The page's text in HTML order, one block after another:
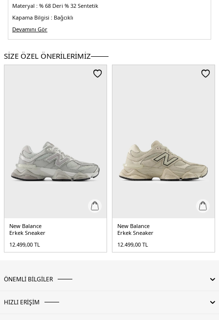
Materyal : % 68 Deri % 32 Sentetik
Kapama Bilgisi : Bağcıklı
Taban Bilgisi :
Detay : -Dayanıklılık ve sportif görünüm için deri üst yüzey-Çekiş ve
Ortholite yastıklama-Denge için esnek ve sağlam topuk dolgusu
3DE0BB480LWN.25
Devamını Gör
SİZE ÖZEL ÖNERİLERİMİZ
New Balance
Erkek Sneaker
12.499,00 TL
New Balance
Erkek Sneaker
12.499,00 TL
ÖNEMLİ BİLGİLER
HIZLI ERİŞİM